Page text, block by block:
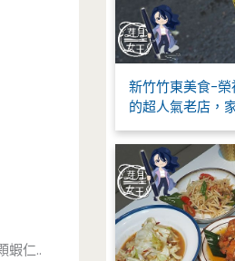
蝦仁..
新竹竹東美食-
的超人氣老店，